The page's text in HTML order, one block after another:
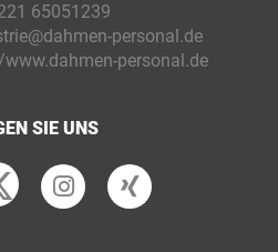
65051239
personal.de
personal.de
SIE UNS